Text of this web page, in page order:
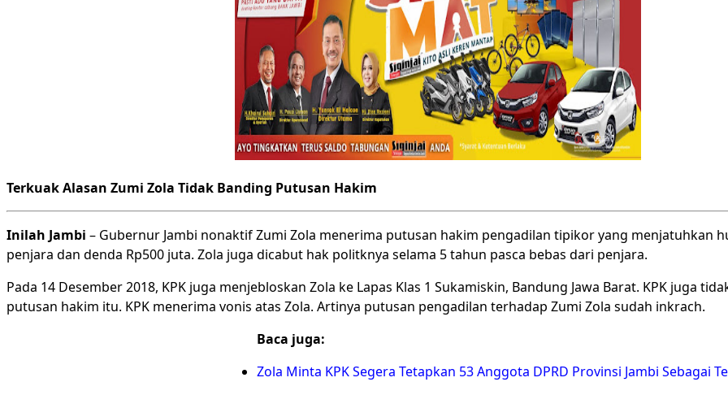
Terkuak Alasan Zumi Zola Tidak Banding Putusan Hakim
Inilah Jambi – Gubernur Jambi nonaktif Zumi Zola menerima putusan hakim pengadilan tipikor yang menjatuhkan
penjara dan denda Rp500 juta. Zola juga dicabut hak politknya selama 5 tahun pasca bebas dari penjara.
Pada 14 Desember 2018, KPK juga menjebloskan Zola ke Lapas Klas 1 Sukamiskin, Bandung Jawa Barat. KPK juga
putusan hakim itu. KPK menerima vonis atas Zola. Artinya putusan pengadilan terhadap Zumi Zola sudah inkrach.
Baca juga:
Zola Minta KPK Segera Tetapkan 53 Anggota DPRD Provinsi Jambi Sebagai